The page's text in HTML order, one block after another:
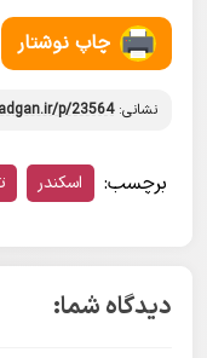
چاپ نوشتار
نشانی:p/23564
برچسب: اسکندر
دیدگاه شما: